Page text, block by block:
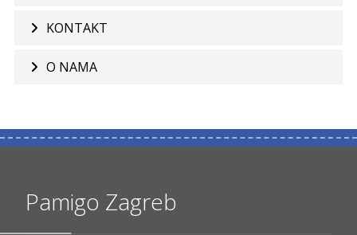
KONTAKT
O NAMA
Pamigo Zagreb